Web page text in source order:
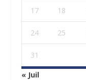
17 18
24 25
31
« Juil